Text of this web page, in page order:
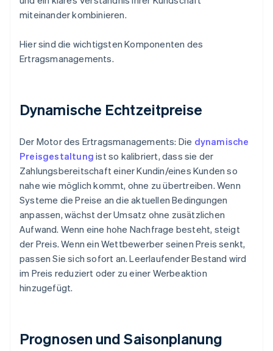
miteinander kombinieren.
Hier sind die wichtigsten Komponenten des
Ertragsmanagements.
Dynamische Echtzeitpreise
Der Motor des Ertragsmanagements: Die dynamische
Preisgestaltung ist so kalibriert, dass sie der
Zahlungsbereitschaft einer Kundin/eines Kunden so
nahe wie möglich kommt, ohne zu übertreiben. Wenn
Systeme die Preise an die aktuellen Bedingungen
anpassen, wächst der Umsatz ohne zusätzlichen
Aufwand. Wenn eine hohe Nachfrage besteht, steigt
der Preis. Wenn ein Wettbewerber seinen Preis senkt,
passen Sie sich sofort an. Leerlaufender Bestand wird
im Preis reduziert oder zu einer Werbeaktion
hinzugefügt.
Prognosen und Saisonplanung